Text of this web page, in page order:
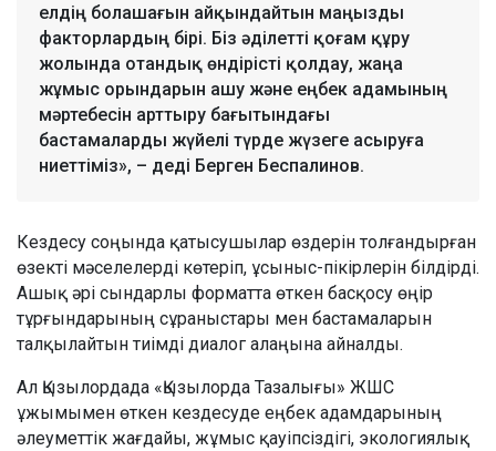
елдің болашағын айқындайтын маңызды
факторлардың бірі. Біз әділетті қоғам құру
жолында отандық өндірісті қолдау, жаңа
жұмыс орындарын ашу және еңбек адамының
мәртебесін арттыру бағытындағы
бастамаларды жүйелі түрде жүзеге асыруға
ниеттіміз», – деді Берген Беспалинов.
Кездесу соңында қатысушылар өздерін толғандырған
өзекті мәселелерді көтеріп, ұсыныс-пікірлерін білдірді.
Ашық әрі сындарлы форматта өткен басқосу өңір
тұрғындарының сұраныстары мен бастамаларын
талқылайтын тиімді диалог алаңына айналды.
Ал Қызылордада «Қызылорда Тазалығы» ЖШС
ұжымымен өткен кездесуде еңбек адамдарының
әлеуметтік жағдайы, жұмыс қауіпсіздігі, экологиялық